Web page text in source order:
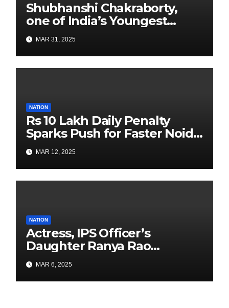
Shubhanshi Chakraborty,
one of India’s Youngest
Authors Leads the
Sustainability Revolution
with Past is Forward
MAR 31, 2025
NATION
Rs 10 Lakh Daily Penalty
Sparks Push for Faster Noida
Airport Construction
MAR 12, 2025
NATION
Actress, IPS Officer’s
Daughter Ranya Rao
Arrested for Smuggling 15 kg
Gold at Bengaluru Airport
MAR 6, 2025